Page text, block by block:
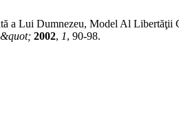
a Lui Dumnezeu, Model Al
2002, 1, 90-98.